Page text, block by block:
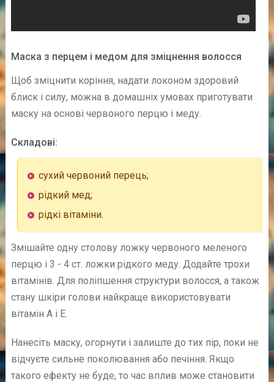
Маска з перцем і медом для зміцнення волосся
Щоб зміцнити коріння, надати локоном здоровий
блиск і силу, можна в домашніх умовах приготувати
маску на основі червоного перцю і меду.
Складові:
сухий червоний перець;
рідкий мед;
рідкі вітаміни.
Змішайте одну столову ложку червоного меленого
перцю і 3 - 4 ст. ложки рідкого меду. Додайте трохи
вітамінів. Для поліпшення структури волосся, а також
стану шкіри голови найкраще використовувати
вітамін А і Е.
Нанесіть маску, огорнути і залиште до тих пір, поки не
відчуєте сильне поколювання або печіння. Якщо
такого ефекту не буде, то час вплив може становити